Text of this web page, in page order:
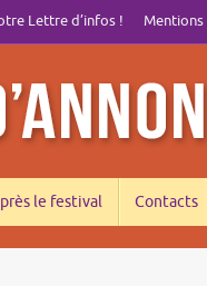
Lettre d’infos !
le festival Contacts